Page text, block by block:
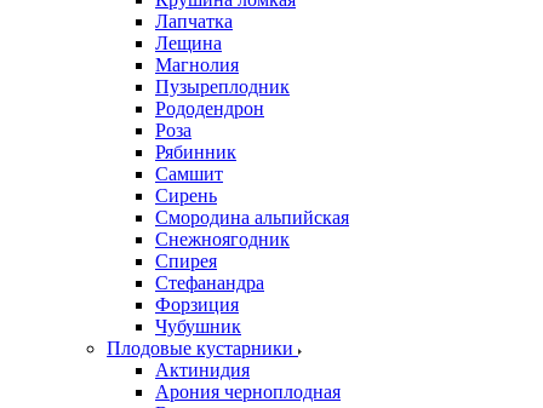
Лапчатка
Лещина
Магнолия
Пузыреплодник
Рододендрон
Роза
Рябинник
Самшит
Сирень
Смородина альпийская
Снежноягодник
Спирея
Стефанандра
Форзиция
Чубушник
Плодовые кустарники
Актинидия
Арония черноплодная